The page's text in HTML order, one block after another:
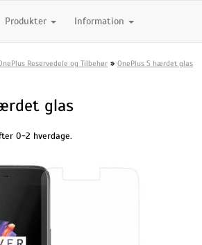
Produkter Information
Reservedele og Tilbehør » OnePlus 5 hærdet glas
glas
0-2 hverdage.